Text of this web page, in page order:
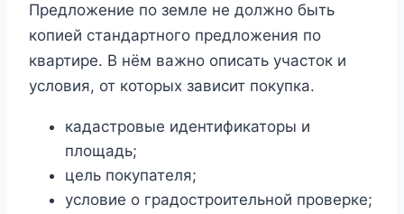
Предложение по земле не должно быть
копией стандартного предложения по
квартире. В нём важно описать участок и
условия, от которых зависит покупка.
кадастровые идентификаторы и
площадь;
цель покупателя;
условие о градостроительной проверке;